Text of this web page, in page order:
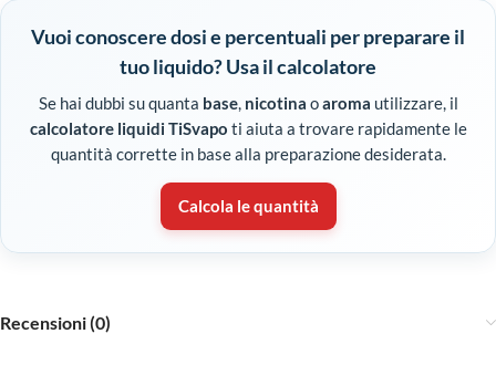
Vuoi conoscere dosi e percentuali per preparare il
tuo liquido? Usa il calcolatore
Se hai dubbi su quanta base, nicotina oaroma utilizzare, il
calcolatore liquidi TiSvapo ti aiuta a trovare rapidamente le
quantità corrette in base alla preparazione desiderata.
Calcola le quantità
Recensioni (0)